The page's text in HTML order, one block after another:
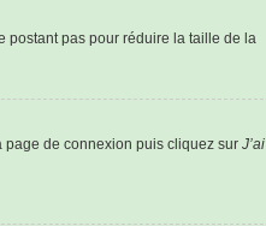
postant pas pour réduire la taille de la
page de connexion puis cliquez sur J’ai